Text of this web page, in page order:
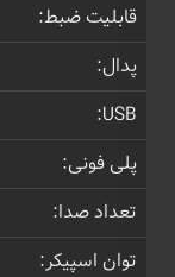
قابلیت ضبط:
پدال:
USB:
پلی فونی:
تعداد صدا:
توان اسپیکر: